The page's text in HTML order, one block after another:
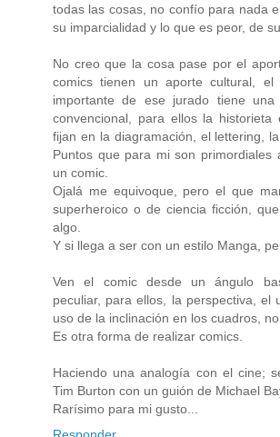
todas las cosas, no confío para nada
su imparcialidad y lo que es peor, de
No creo que la cosa pase por el
comics tienen un aporte cultural,
importante de ese jurado tiene
convencional, para ellos la
fijan en la diagramación, el lettering, la
Puntos que para mi son primordiales
un comic.
Ojalá me equivoque, pero el que
superheroico o de ciencia ficción,
algo.
Y si llega a ser con un estilo Manga,
Ven el comic desde un ángulo
peculiar, para ellos, la perspectiva, el
uso de la inclinación en los cuadros, no
Es otra forma de realizar comics.
Haciendo una analogía con el cine;
Tim Burton con un guión de Michael
Rarísimo para mi gusto...
Responder